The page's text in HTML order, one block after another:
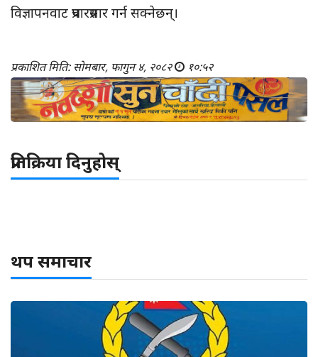
विज्ञापनवाट प्रचारप्रसार गर्न सक्नेछन्।
प्रकाशित मिति: सोमबार, फागुन ४, २०८२ १०:५२
प्रतिक्रिया दिनुहोस्
थप समाचार